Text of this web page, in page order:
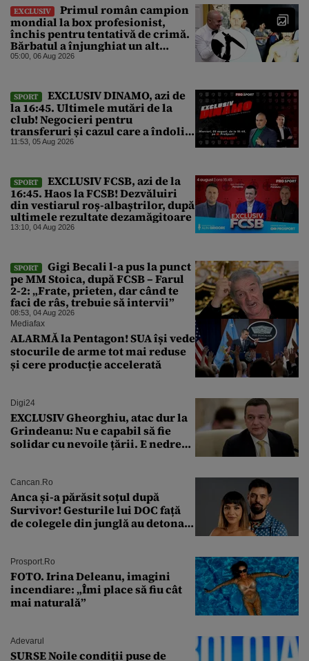
EXCLUSIV
Primul român campion
mondial la box profesionist,
închis pentru tentativă de crimă.
Bărbatul a înjunghiat un alt
interlop periculos
05:00, 06 Aug 2026
SPORT
EXCLUSIV DINAMO, azi de
la 16:45. Ultimele mutări de la
club! Negocieri pentru
transferuri și cazul care a îndoliat
Dinamo
11:53, 05 Aug 2026
SPORT
EXCLUSIV FCSB, azi de la
16:45. Haos la FCSB! Dezvăluiri
din vestiarul roș-albaștrilor, după
ultimele rezultate dezamăgitoare
13:10, 04 Aug 2026
SPORT
Gigi Becali l-a pus la punct
pe MM Stoica, după FCSB – Farul
2-2: „Frate, prieten, dar când te
faci de râs, trebuie să intervii”
08:53, 04 Aug 2026
Mediafax
ALARMĂ la Pentagon! SUA își vede
stocurile de arme tot mai reduse
și cere producție accelerată
Digi24
EXCLUSIV Gheorghiu, atac dur la
Grindeanu: Nu e capabil să fie
solidar cu nevoile țării. E nedrept
Cancan.ro
Anca și-a părăsit soțul după
Survivor! Gesturile lui DOC față
de colegele din junglă au detonat
Prosport.ro
FOTO. Irina Deleanu, imagini
incendiare: „Îmi place să fiu cât
mai naturală”
Adevarul
SURSE Noile condiții puse de